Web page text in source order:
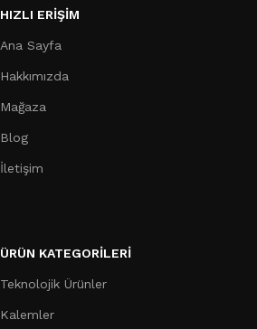
HIZLI ERIŞIM
Ana Sayfa
Hakkımızda
Mağaza
Blog
İletişim
ÜRÜN KATEGORILERI
Teknolojik Ürünler
Kalemler